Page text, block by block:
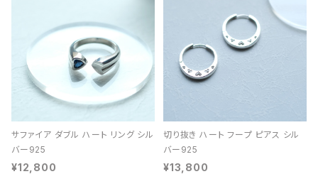
サファイア ダブル ハート リング シル
バー925
¥12,800
切り抜き ハート フープ ピアス シル
バー925
¥13,800